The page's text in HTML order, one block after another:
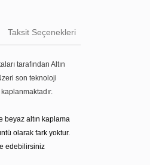
Taksit Seçenekleri
tarafından Altın
son teknoloji
beyaz altın kaplama
olarak fark yoktur.
edebilirsiniz